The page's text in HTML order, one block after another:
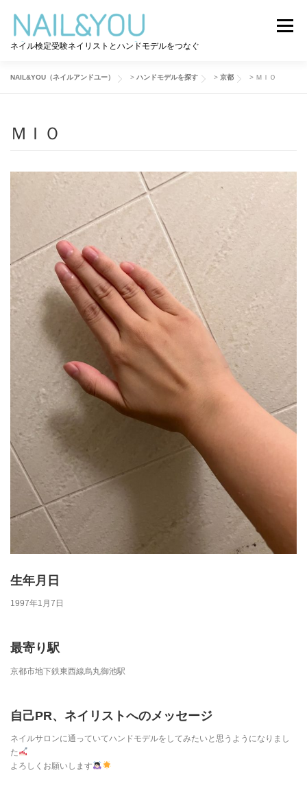
ネイル検定受験ネイリストとハンドモデルをつなぐ
メニュー
ハンドモデルを探す
NAIL&YOU（ネイルアンドユー） > ハンドモデルを探す > 京都 > ＭＩＯ
ＭＩＯ
生年月日
1997年1月7日
最寄り駅
京都市地下鉄東西線烏丸御池駅
自己PR、ネイリストへのメッセージ
ネイルサロンに通っていてハンドモデルをしてみたいと思うようになりまし
た
よろしくお願いします